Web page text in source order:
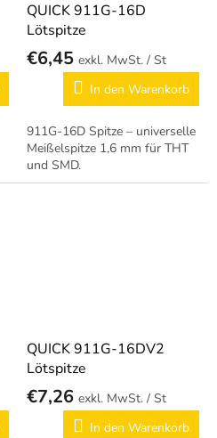
QUICK 911G-16D
Lötspitze
€6,45
/ St
In den Warenkorb
911G-16D Spitze – universelle
Meißelspitze 1,6 mm für THT
und SMD.
QUICK 911G-16DV2
Lötspitze
€7,26
/ St
In den Warenkorb